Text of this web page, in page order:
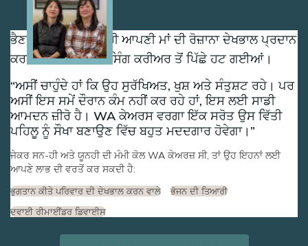
ਭੈਣਾਂ ਸਨ-ਹੀ ਅਤੇ ਯੂਨਹੀ ਆਪਣੀ ਮਾਂ ਦੀ ਰੋਜ਼ਾਨਾ ਦੇਖਭਾਲ ਪ੍ਰਦਾਨ
ਕਰਨ ਲਈ ਆਪਣੇ ਨਰਸਿੰਗ ਕਰੀਅਰ ਤੋਂ ਪਿੱਛੇ ਹਟ ਗਈਆਂ।
ਅਸੀਂ ਚਾਹੁੰਦੇ ਹਾਂ ਕਿ ਉਹ ਸੁਰੱਖਿਅਤ, ਖੁਸ਼ ਅਤੇ ਸੰਤੁਸ਼ਟ ਰਹੇ। ਪਰ
ਅਸੀਂ ਇਸ ਸਮੇਂ ਦੌਰਾਨ ਕੰਮ ਨਹੀਂ ਕਰ ਰਹੇ ਹਾਂ, ਇਸ ਲਈ ਸਾਡੀ
ਆਮਦਨ ਜ਼ੀਰੋ ਹੈ। WA ਕੇਅਰਸ ਵਰਗਾ ਇੱਕ ਸਰੋਤ ਉਸ ਵਿੱਤੀ
ਪਹਿਲੂ ਨੂੰ ਸੌਖਾ ਬਣਾਉਣ ਵਿੱਚ ਬਹੁਤ ਮਦਦਗਾਰ ਹੋਵੇਗਾ।
ਜੇਕਰ ਸਨ-ਹੀ ਅਤੇ ਯੂਨਹੀ ਦੀ ਮੰਮੀ ਕੋਲ WA ਕੇਅਰਜ਼ ਸੀ, ਤਾਂ ਉਹ ਇਹਨਾਂ ਲਈ
ਆਪਣੇ ਲਾਭ ਦੀ ਵਰਤੋਂ ਕਰ ਸਕਦੀ ਹੈ:
ਭੁਗਤਾਨ ਕੀਤੇ ਪਰਿਵਾਰ ਦੀ ਦੇਖਭਾਲ ਕਰਨ ਵਾਲੇ
ਭੋਜਨ ਦੀ ਤਿਆਰੀ
ਦਵਾਈ ਰੀਮਾਈਂਡਰ ਡਿਵਾਈਸ